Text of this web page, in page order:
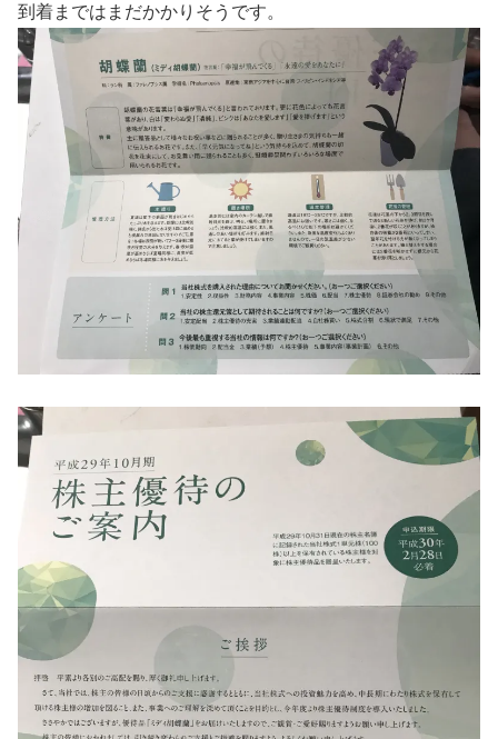
到着まではまだかかりそうです。